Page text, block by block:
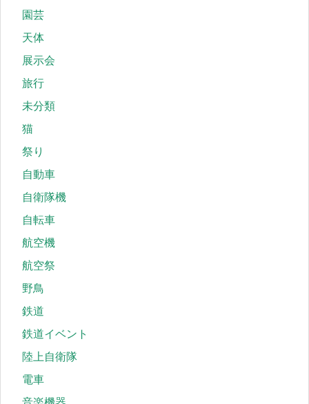
園芸
天体
展示会
旅行
未分類
猫
祭り
自動車
自衛隊機
自転車
航空機
航空祭
野鳥
鉄道
鉄道イベント
陸上自衛隊
電車